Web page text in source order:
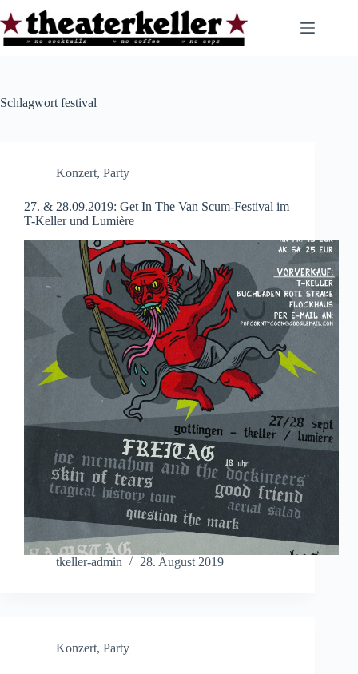
Inhalt
springen
Schlagwort festival
Konzert, Party
27. & 28.09.2019: Get In The Van Scum-Festival im
T-Keller und Lumière
tkeller-admin 28. August 2019
Konzert, Party